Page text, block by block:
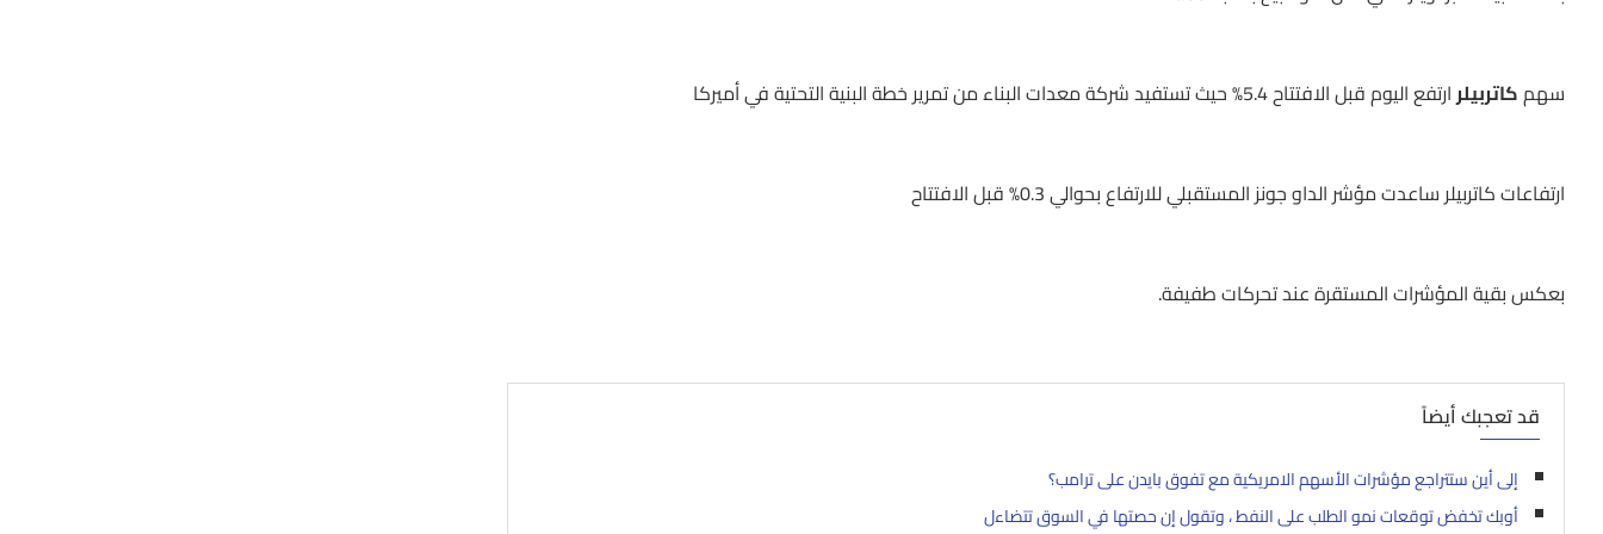
سهمكاتربيلرارتفع اليوم قبل الافتتاح 5.4% حيث تستفيد شركة معدات البناء من تمرير خطة البنية التحتية في أميركا
ارتفاعات كاتربيلر ساعدت مؤشر الداو جونز المستقبلي للارتفاع بحوالي 0.3% قبل الافتتاح
بعكس بقية المؤشرات المستقرة عند تحركات طفيفة.
قد تعجبك أيضاً
إلى أين ستتراجع مؤشرات الأسهم الامريكية مع تفوق بايدن على ترامب؟
أوبك تخفض توقعات نمو الطلب على النفط ، وتقول إن حصتها في السوق تتضاءل